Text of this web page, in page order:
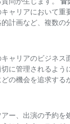
ャリアにおいて
計画など、複数の
ャリアのビジネ
に管理されるよ
の機会を追求す
ー、出演の予約